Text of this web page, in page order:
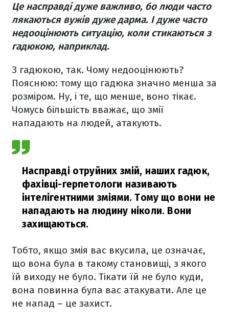
Це насправді дуже важливо, бо люди часто
лякаються вужів дуже дарма. І дуже часто
недооцінюють ситуацію, коли стикаються з
гадюкою, наприклад.
З гадюкою, так. Чому недооцінюють?
Пояснюю: тому що гадюка значно менша за
розміром. Ну, і те, що менше, воно тікає.
Чомусь більшість вважає, що змії
нападають на людей, атакують.
Насправді отруйних змій, наших гадюк,
фахівці-герпетологи називають
інтелігентними зміями. Тому що вони не
нападають на людину ніколи. Вони
захищаються.
Тобто, якщо змія вас вкусила, це означає,
що вона була в такому становищі, з якого
їй виходу не було. Тікати їй не було куди,
вона повинна була вас атакувати. Але це
не напад – це захист.